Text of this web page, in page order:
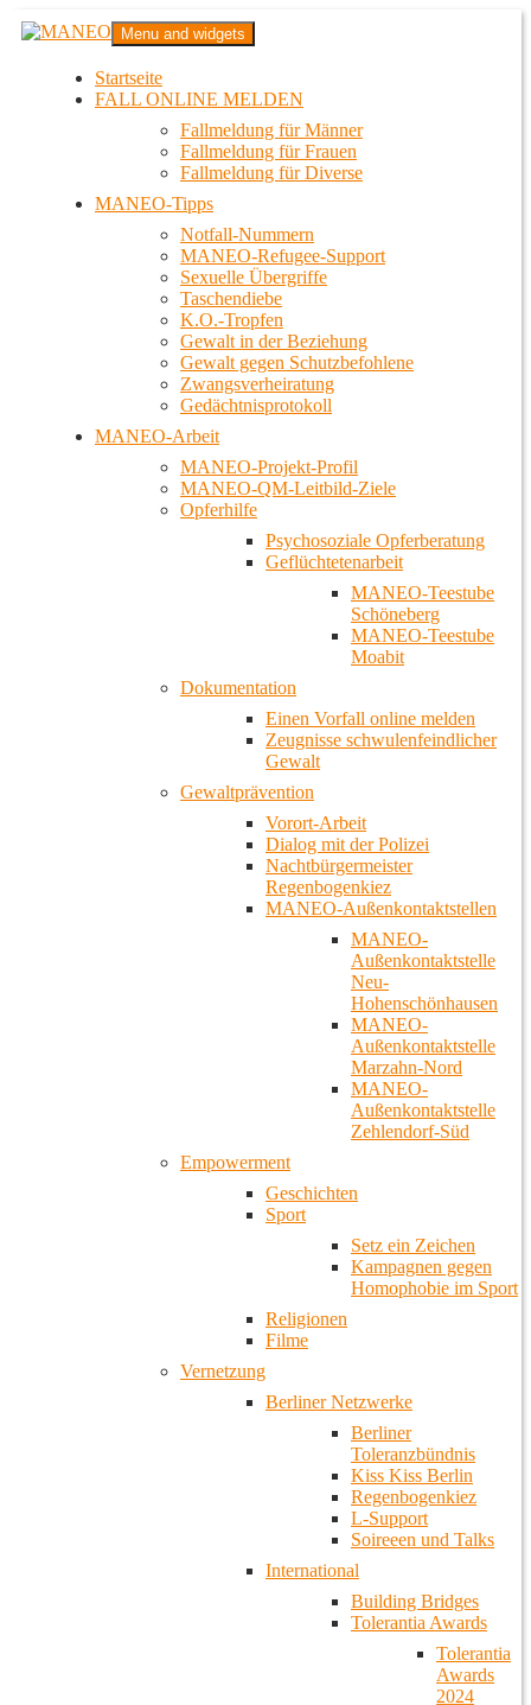
Zum
InhaltMANEO
Das schwule Anti-Gewalt-Projekt in Berlin
Menu and widgets
Startseite
FALL ONLINE MELDEN
Fallmeldung für Männer
Fallmeldung für Frauen
Fallmeldung für Diverse
MANEO-Tipps
Notfall-Nummern
MANEO-Refugee-Support
Sexuelle Übergriffe
Taschendiebe
K.O.-Tropfen
Gewalt in der Beziehung
Gewalt gegen Schutzbefohlene
Zwangsverheiratung
Gedächtnisprotokoll
MANEO-Arbeit
MANEO-Projekt-Profil
MANEO-QM-Leitbild-Ziele
Opferhilfe
Psychosoziale Opferberatung
Geflüchtetenarbeit
MANEO-Teestube
Schöneberg
MANEO-Teestube
Moabit
Dokumentation
Einen Vorfall online melden
Zeugnisse schwulenfeindlicher
Gewalt
Gewaltprävention
Vorort-Arbeit
Dialog mit der Polizei
Nachtbürgermeister
Regenbogenkiez
MANEO-Außenkontaktstellen
MANEO-
Außenkontaktstelle
Neu-
Hohenschönhausen
MANEO-
Außenkontaktstelle
Marzahn-Nord
MANEO-
Außenkontaktstelle
Zehlendorf-Süd
Empowerment
Geschichten
Sport
Setz ein Zeichen
Kampagnen gegen
Homophobie im Sport
Religionen
Filme
Vernetzung
Berliner Netzwerke
Berliner
Toleranzbündnis
Kiss Kiss Berlin
Regenbogenkiez
L-Support
Soireeen und Talks
International
Building Bridges
Tolerantia Awards
Tolerantia
Awards
2024